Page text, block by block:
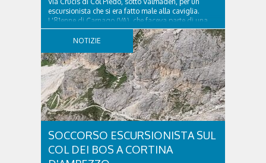
escursionista che si era fatto male alla caviglia.
L'81enne di Carnago (VA), che faceva parte di una
comitiva e aveva riportato un trauma...
NOTIZIE
SOCCORSO ESCURSIONISTA SUL
COL DEI BOS A CORTINA